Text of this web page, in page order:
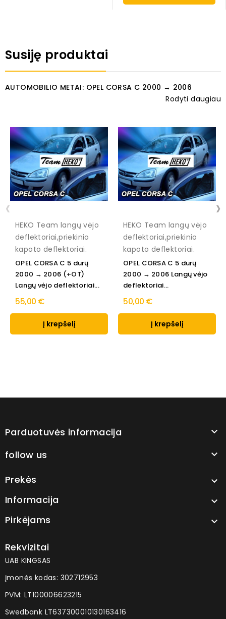
Susiję produktai
AUTOMOBILIO METAI: OPEL CORSA C 2000 → 2006
Rodyti daugiau
HEKO Team langų vėjo
deflektoriai,priekinio
kapoto deflektoriai.
OPEL CORSA C 5 durų
2000 → 2006 (+OT)
Langų vėjo deflektoriai...
55,00 €
Į krepšelį
HEKO Team langų vėjo
deflektoriai,priekinio
kapoto deflektoriai.
OPEL CORSA C 5 durų
2000 → 2006 Langų vėjo
deflektoriai...
50,00 €
Į krepšelį
‹ ›
Parduotuvės informacija 
follow us 
Prekės 
Informacija 
Pirkėjams 
Rekvizitai
UAB KINGSAS
Įmonės kodas: 302712953
PVM: LT100006623215
Swedbank LT637300010130163416